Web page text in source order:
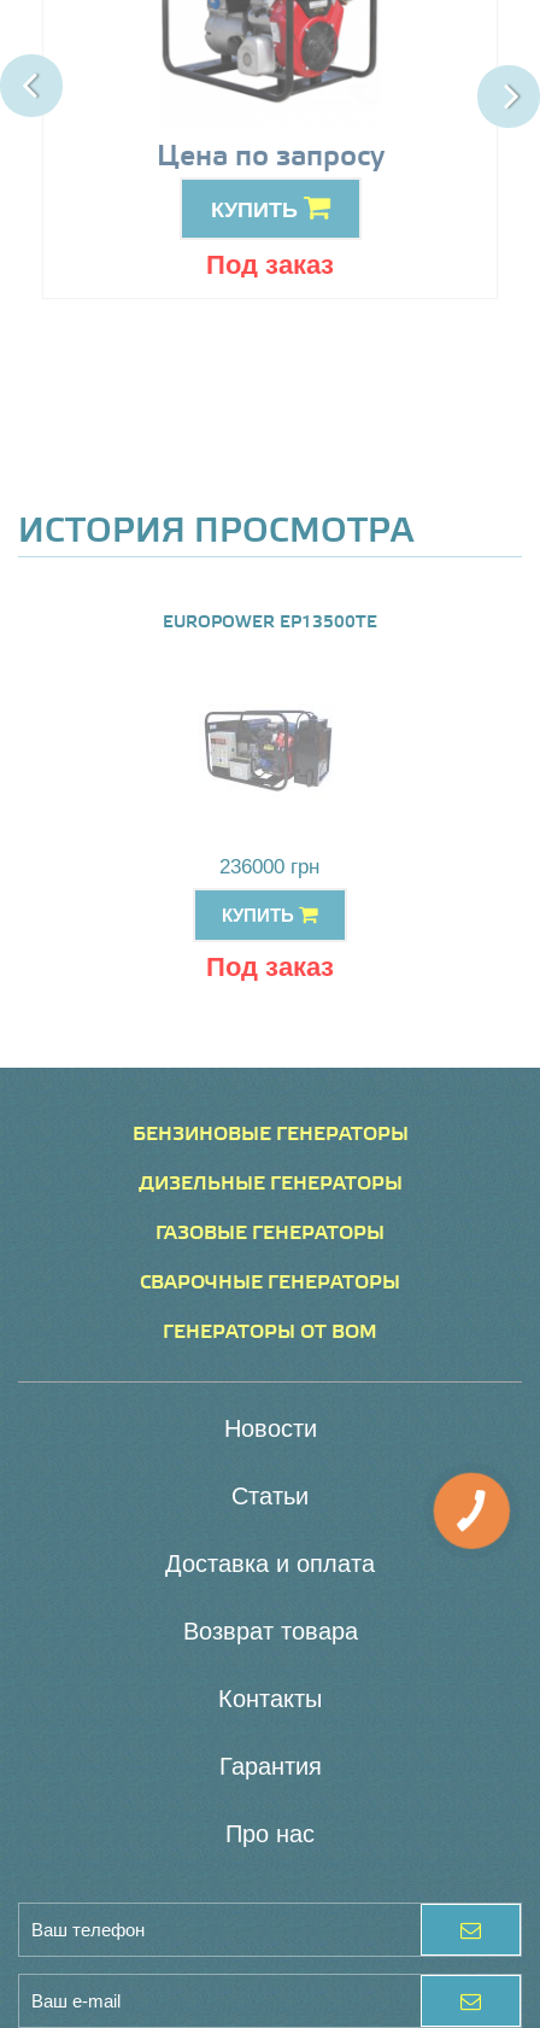
Цена по запросу
КУПИТЬ
Под заказ
ИСТОРИЯ ПРОСМОТРА
EUROPOWER EP13500TE
236000 грн
КУПИТЬ
Под заказ
БЕНЗИНОВЫЕ ГЕНЕРАТОРЫ
ДИЗЕЛЬНЫЕ ГЕНЕРАТОРЫ
ГАЗОВЫЕ ГЕНЕРАТОРЫ
СВАРОЧНЫЕ ГЕНЕРАТОРЫ
ГЕНЕРАТОРЫ ОТ ВОМ
Новости
Статьи
Доставка и оплата
Возврат товара
Контакты
Гарантия
Про нас